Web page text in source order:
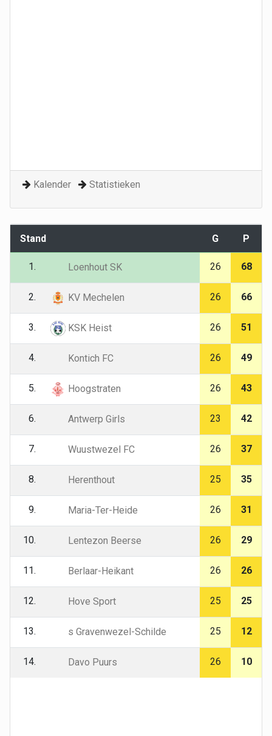
Kalender Statistieken
Stand G P
1. Loenhout SK 26 68
2. KV Mechelen 26 66
3. KSK Heist 26 51
4. Kontich FC 26 49
5. Hoogstraten 26 43
6. Antwerp Girls 23 42
7. Wuustwezel FC 26 37
8. Herenthout 25 35
9. Maria-Ter-Heide 26 31
10. Lentezon Beerse 26 29
11. Berlaar-Heikant 26 26
12. Hove Sport 25 25
13. s Gravenwezel-Schilde 25 12
14. Davo Puurs 26 10